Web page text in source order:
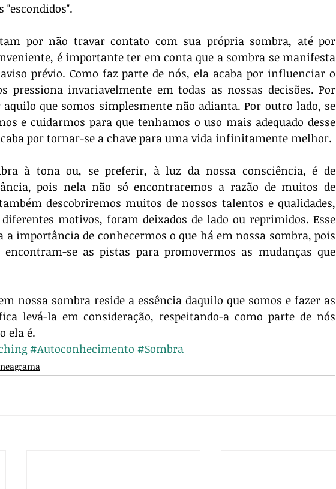
"escondidos".
por não travar contato com sua própria sombra, até por
é importante ter em conta que a sombra se manifesta
prévio. Como faz parte de nós, ela acaba por influenciar o
pressiona invariavelmente em todas as nossas decisões. Por
aquilo que somos simplesmente não adianta. Por outro lado, se
e cuidarmos para que tenhamos o uso mais adequado desse
por tornar-se a chave para uma vida infinitamente melhor.
à tona ou, se preferir, à luz da nossa consciência, é de
pois nela não só encontraremos a razão de muitos de
descobriremos muitos de nossos talentos e qualidades,
motivos, foram deixados de lado ou reprimidos. Esse
importância de conhecermos o que há em nossa sombra, pois
encontram-se as pistas para promovermos as mudanças que
nossa sombra reside a essência daquilo que somos e fazer as
levá-la em consideração, respeitando-a como parte de nós
ela é.
#Autoconhecimento #Sombra